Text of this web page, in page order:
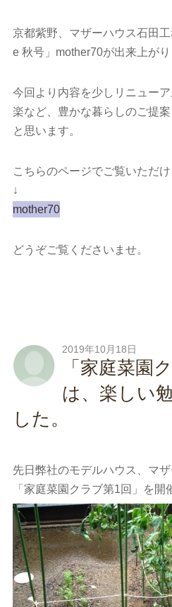
京都紫野、マザーハウス石田
e 秋号」mother70が出来上がり
今回より内容を少しリニュー
楽など、豊かな暮らしのご提
と思います。
こちらのページでご覧いただけ
↓
mother70
どうぞご覧くださいませ。
2019年10月18日
「家庭菜園
は、楽しい
した。
先日弊社のモデルハウス、マザ
「家庭菜園クラブ第1回」を開